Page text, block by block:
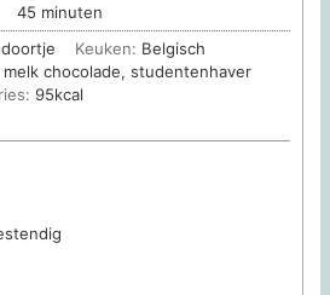
45minuten
minuten
Keuken: Belgisch
chocolade, studentenhaver
95kcal